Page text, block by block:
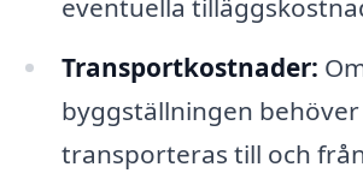
eventuella
Transportkostnader:
byggställningen behöver
transporteras till och